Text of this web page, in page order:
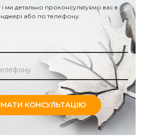
ми детально проконсультуємо вас в
або по телефону.
КОНСУЛЬТАЦІЮ